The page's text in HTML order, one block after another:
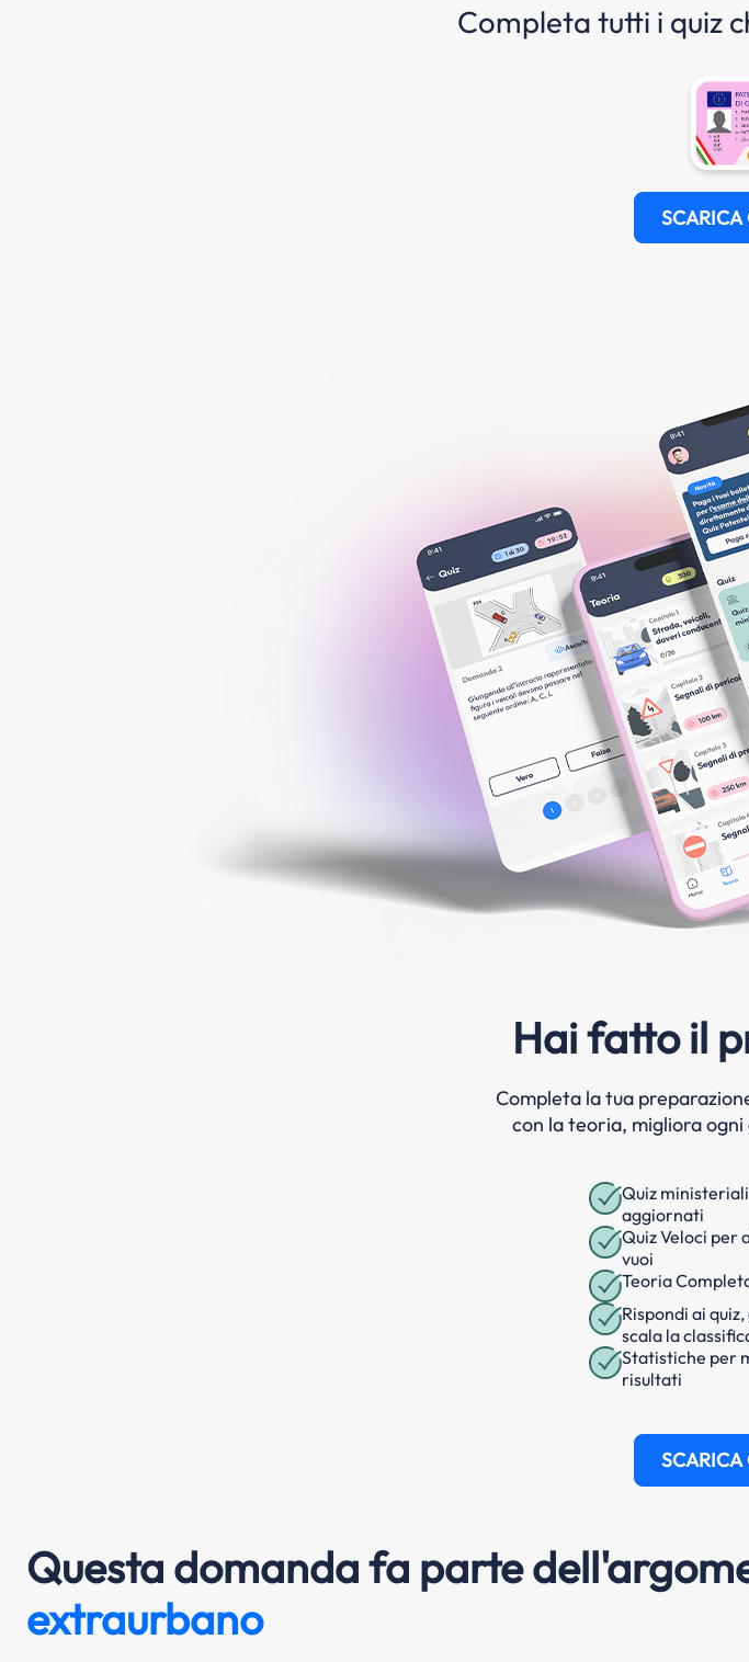
Completa tutti i quiz
SCARICA
Hai fatto il
Completa la tua
con la teoria, migliora
Quiz
aggiornati
Quiz Veloci per
vuoi
Teoria
Rispondi ai
scala la
Statistiche per
risultati
SCARICA
Questa domanda fa parte
extraurbano